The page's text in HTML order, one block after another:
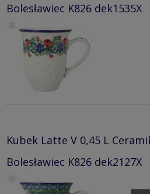
Bolesławiec K826 dek1535X
Kubek Latte V 0,45 L
Bolesławiec K826 dek2127X